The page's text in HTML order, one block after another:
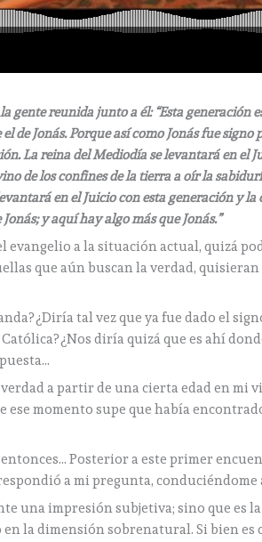
gente reunida junto a él: “Esta generación
de Jonás. Porque así como Jonás fue signo
La reina del Mediodía se levantará en el
de los confines de la tierra a oír la
en el Juicio con esta generación y
y aquí hay algo más que Jonás.”
evangelio a la situación actual, quizá
que aún buscan la verdad,
¿Diría tal vez que ya fue dado el
¿Nos diría quizá que es ahí
a partir de una cierta edad en mi
momento supe que había
entonces… Posterior a este primer
a mi pregunta, conduciéndome
una impresión subjetiva; sino que es
la dimensión sobrenatural. Si bien es